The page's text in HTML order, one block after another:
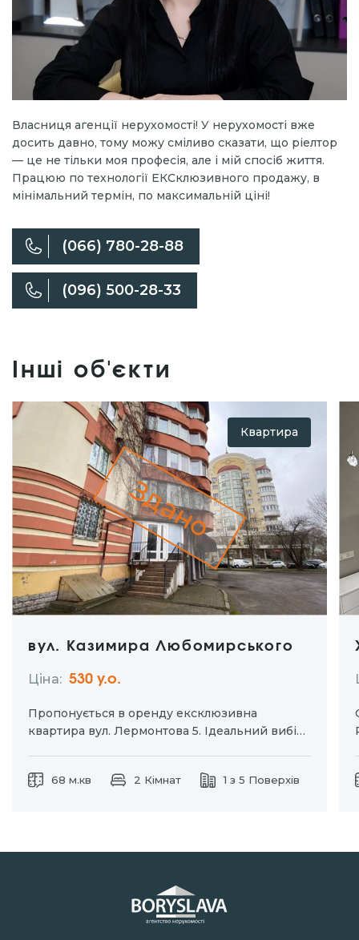
Власниця агенції нерухомості! У нерухомості вже
досить давно, тому можу сміливо сказати, що ріелтор
— це не тільки моя професія, але і мій спосіб життя.
Працюю по технології ЕКСклюзивного продажу, в
мінімальний термін, по максимальній ціні!
(066) 780-28-88
(096) 500-28-33
Інші об'єкти
Квартира
Здано
вул. Казимира Любомирського
Ціна: 530 y.о.
Пропонується в оренду ексклюзивна
квартира вул. Лермонтова 5. Ідеальний вибір
затишком власного простору без зайвих
Кухня-студія та…
68 м.кв 2 Кімнат 1 з 5 Поверхів